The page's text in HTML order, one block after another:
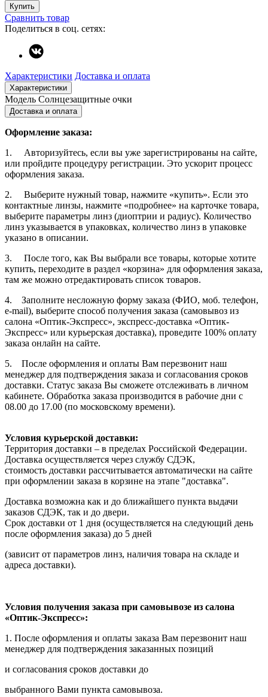
Купить
Сравнить товар
Поделиться в соц. сетях:
Характеристики Доставка и оплата
Характеристики
Модель Солнцезащитные очки
Доставка и оплата
Оформление заказа:
1. Авторизуйтесь, если вы уже зарегистрированы на сайте,
или пройдите процедуру регистрации. Это ускорит процесс
оформления заказа.
2. Выберите нужный товар, нажмите «купить». Если это
контактные линзы, нажмите «подробнее» на карточке товара,
выберите параметры линз (диоптрии и радиус). Количество
линз указывается в упаковках, количество линз в упаковке
указано в описании.
3. После того, как Вы выбрали все товары, которые хотите
купить, переходите в раздел «корзина» для оформления заказа,
там же можно отредактировать список товаров.
4. Заполните несложную форму заказа (ФИО, моб. телефон,
e-mail), выберите способ получения заказа (самовывоз из
салона «Оптик-Экспресс», экспресс-доставка «Оптик-
Экспресс» или курьерская доставка), проведите 100% оплату
заказа онлайн на сайте.
5. После оформления и оплаты Вам перезвонит наш
менеджер для подтверждения заказа и согласования сроков
доставки. Статус заказа Вы сможете отслеживать в личном
кабинете. Обработка заказа производится в рабочие дни с
08.00 до 17.00 (по московскому времени).
Условия курьерской доставки:
Территория доставки – в пределах Российской Федерации.
Доставка осуществляется через службу СДЭК,
стоимость доставки рассчитывается автоматически на сайте
при оформлении заказа в корзине на этапе "доставка".
Доставка возможна как и до ближайшего пункта выдачи
заказов СДЭК, так и до двери.
Срок доставки от 1 дня (осуществляется на следующий день
после оформления заказа) до 5 дней
(зависит от параметров линз, наличия товара на складе и
адреса доставки).
Условия получения заказа при самовывозе из салона
«Оптик-Экспресс»:
1. После оформления и оплаты заказа Вам перезвонит наш
менеджер для подтверждения заказанных позиций
и согласования сроков доставки до
выбранного Вами пункта самовывоза.